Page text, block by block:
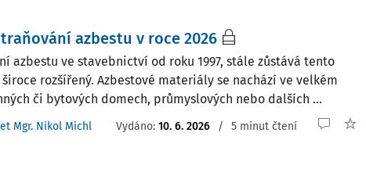
azbestu v roce 2026
azbestu ve stavebnictví od roku 1997, stále zůstává tento
rozšířený. Azbestové materiály se nachází ve velkém
či bytových domech, průmyslových nebo dalších ...
et Mgr. Nikol Michl Vydáno: 10. 6. 2026 / 5 minut čtení